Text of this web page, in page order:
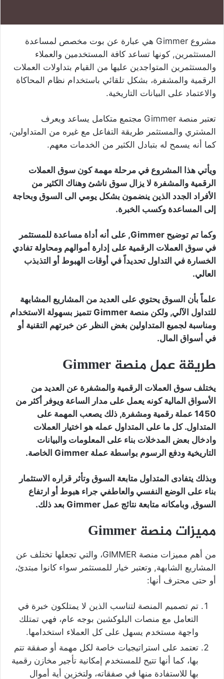
مشروع Gimmer هي عبارة عن بوت مخصص لمساعدة
المستثمرين, كونها تساعد كافة المستخدمين والعملاء
والمستثمرين المتواجدين عليها من القيام بتداولات العملات
الرقمية والمشفرة، بشكل تلقائي باستخدام نظام المحاكاة
والاعتماد على البيانات التاريخية.
تعتبر منصة Gimmer مجتمع متكامل يساعد ويعرف
المشتري والمستثمر طريقة التفاعل مع غيره من المتداولين،
كما أنه يسمح له بتبادل الكثير من الخدمات معهم.
ويأتي هذا المشروع في مرحلة مهمة كون سوق العملات
الرقمية والمشفرة لا يزال سوق ناشئ وهناك الكثير من
الأفراد الجدد الذين ينضمون بشكل يومي الى السوق وبحاجة
إلى المساعدة وكسب الخبرة.
وكما تم توضيح Gimmer, على أنه أداة مساعدة للمستثمر
في سوق العملات الرقمية على إدارة أموالهم ومحاولة تفادي
الخسارة في التداول تحديداً في أوقات الهبوط أو التذبذب
العالي.
علماً بأن السوق يحتوي على العديد من المشاريع المشابهة
للتداول الآلي, ولكن منصة Gimmer تتميز بسهولة الاستخدام
ومناسبة لجميع المتداولين بغض النظر عن خبرتهم التقنية أو
في أسواق المال.
طريقة عمل منصة Gimmer
يختلف سوق العملات الرقمية والمشفرة عن العديد من
الأسواق المالية كونه يعمل على مدار الساعة ويوفر أكثر من
1450 عملة رقمية ومشفرة, ذلك يصعب المهمة على
المتداول. كل ما على المتداول عمله هو اختيار العملات
وادخال بعض المدخلات بناء على المعلومات والبيانات
التاريخية ودفع الرسوم بواسطة عملة Gimmer الخاصة.
وبذلك يتفادى المتداول متابعة السوق وتأثر قراره الاستثمار
بناء على الوضع النفسي والعاطفي جراء هبوط أو ارتفاع
السوق, وبامكانه متابعة نتائج عمل Gimmer بعد ذلك.
مميزات منصة Gimmer
من أهم مميزات منصة GIMMER، والتي تجعلها تختلف عن
المشاريع الشابهة, وتعتبر خيار للمستثمر سواء كانوا مبتدئ،
أو حتى محترف أنها:
تم تصميم المنصة لتناسب الذين لا يمتلكون خبرة في
التعامل مع منصات البلوكشين بوجه عام، فهي تمتلك
واجهة مستخدم يسهل على كل العملاء استخدامها.
تعتمد على استراتيجيات خاصة لكل مهمة أو صفقة تتم
بها، كما أنها تتيح للمستخدم إمكانية تأجير مخازن رقمية
بها للاستفادة منها في صفقاته، ولتخزين أية أموال